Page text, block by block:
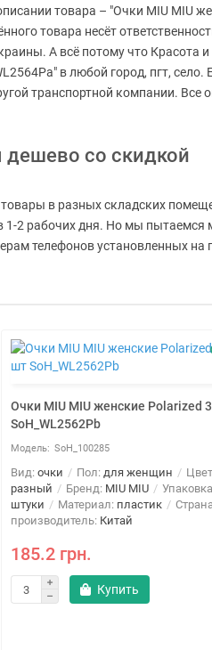
товара – "Очки MIU MIU
товара несёт
А всё потому что Красота
в любой город, пгт,
транспортной компании. Все
дешево со скидкой
в разных складских
2 рабочих дня. Но мы
телефонов установленных на
Очки MIU MIU женские Polarized
SoH_WL2562Pb
SoH_100285
Вид: очки Пол: для женщин
разный
Бренд: MIU MIU
штуки
Материал: пластик
производитель: Китай
185.2 грн.
Купить